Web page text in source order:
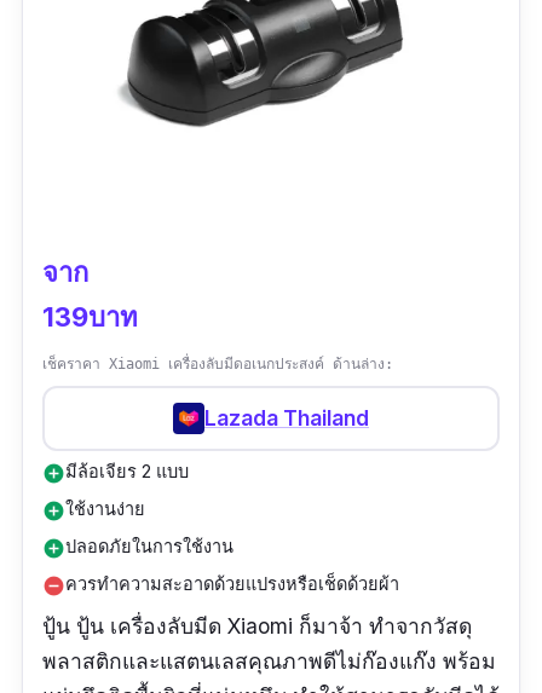
จาก
139บาท
เช็คราคา Xiaomi เครื่องลับมีดอเนกประสงค์ ด้านล่าง:
Lazada Thailand
add_circleมีล้อเจียร 2 แบบ
add_circleใช้งานง่าย
add_circleปลอดภัยในการใช้งาน
remove_circleควรทำความสะอาดด้วยแปรงหรือเช็ดด้วยผ้า
ปู้น ปู้น เครื่องลับมีด Xiaomi ก็มาจ้า ทำจากวัสดุ
พลาสติกและแสตนเลสคุณภาพดีไม่ก๊องแก๊ง พร้อม